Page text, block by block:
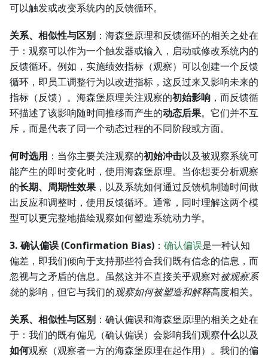
可以触发或改变系统内的反馈循环。
关系、相似性与区别 ：海森堡原理和反馈循环的相关之处在
于：观察可以作为一个触发器或输入，启动或修改系统内的
反馈循环。例如，实施绩效指标（观察）可以创建一个反馈
循环，即员工调整行为以改进指标，这反过来又影响未来的
指标（反馈）。海森堡原理关注观察的初始影响 ，而反馈循
环描述了该影响随时间推移而产生的动态后果。它们并不互
斥，而是代表了同一个动态过程的不同阶段或方面。
何时选用 ：当你主要关注观察的初始冲击以及被观察系统可
能产生的即时变化时，使用海森堡原理。当你想要分析观察
的长期、周期性效果 ，以及系统如何通过反馈机制随时间做
出反应和调整时，使用反馈循环。通常，同时理解这两个模
型可以更完整地描绘观察如何塑造系统动力学。
3. 确认偏误 (Confirmation Bias) ： 确认偏误是一种认知
偏差，即我们倾向于支持那些符合我们既有信念的信息，而
忽视与之矛盾的信息。虽然这并不直接关乎观察对被观察系
统的影响，但它与我们的观察如何被塑造和解释高度相关。
关系、相似性与区别 ：确认偏误和海森堡原理的相关之处在
于：我们的既有偏见（确认偏误）会影响我们观察什么以及
如何观察（观察者一方的海森堡原理在起作用）。我们的偏